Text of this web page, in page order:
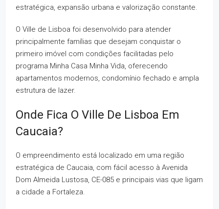
estratégica, expansão urbana e valorização constante.
O Ville de Lisboa foi desenvolvido para atender
principalmente famílias que desejam conquistar o
primeiro imóvel com condições facilitadas pelo
programa Minha Casa Minha Vida, oferecendo
apartamentos modernos, condomínio fechado e ampla
estrutura de lazer.
Onde Fica O Ville De Lisboa Em
Caucaia?
O empreendimento está localizado em uma região
estratégica de Caucaia, com fácil acesso à Avenida
Dom Almeida Lustosa, CE-085 e principais vias que ligam
a cidade a Fortaleza.